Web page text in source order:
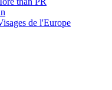
de l'Europe